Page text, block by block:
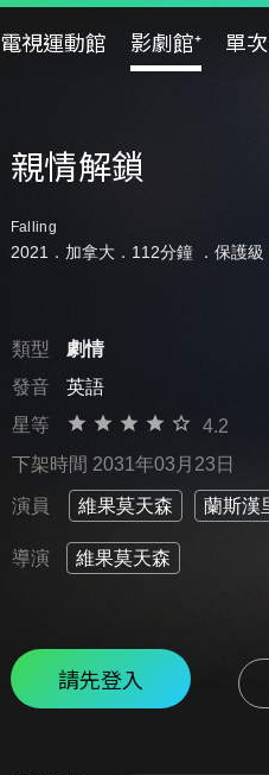
電視運動館 影劇館⁺ 單
親情解鎖
Falling
2021．加拿大．112分鐘 ． 保護級
類型
劇情
發音
英語
星等
4.2
下架時間 2031年03月23日
演員 維果莫天森 蘭斯漢
導演 維果莫天森
請先登入